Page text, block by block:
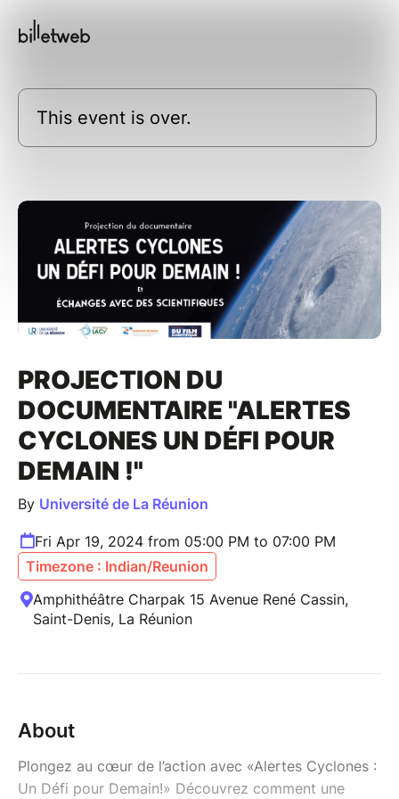
This event is over.
PROJECTION DU
DOCUMENTAIRE "ALERTES
CYCLONES UN DÉFI POUR
DEMAIN !"
By Université de La Réunion
Fri Apr 19, 2024 from 05:00 PM to 07:00 PM
Timezone : Indian/Reunion
Amphithéâtre Charpak 15 Avenue René Cassin,
Saint-Denis, La Réunion
About
Plongez au cœur de l’action avec «Alertes Cyclones :
Un Défi pour Demain!» Découvrez comment une